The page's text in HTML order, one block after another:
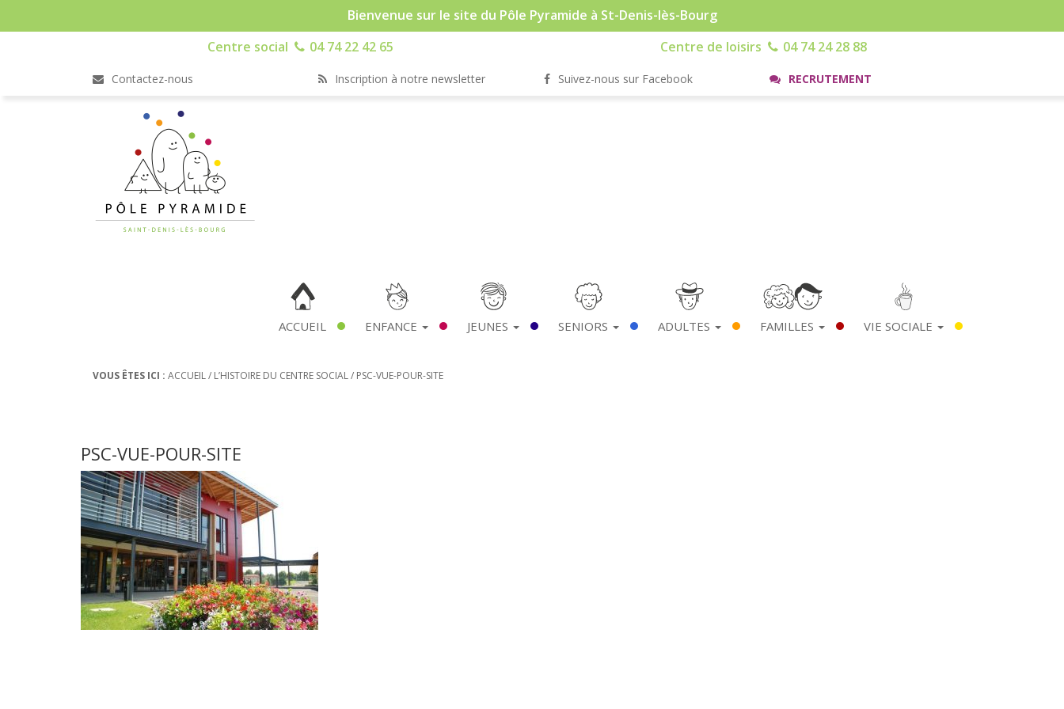
Bienvenue sur le site du Pôle Pyramide à St-Denis-lès-Bourg
Centre social
04 74 22 42 65 Centre de loisirs 04 74 24 28 88
Contactez-nous Inscription à notre newsletter Suivez-nous sur Facebook RECRUTEMENT
ACCUEIL ENFANCE JEUNES SENIORS ADULTES FAMILLES VIE SOCIALE
VOUS ÊTES ICI : ACCUEIL/ L’HISTOIRE DU CENTRE SOCIAL/ PSC-VUE-POUR-SITE
PSC-VUE-POUR-SITE